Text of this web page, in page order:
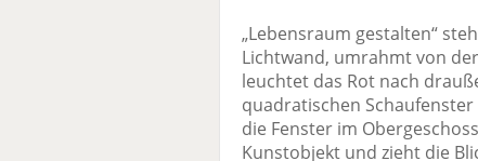
„Lebensraum gestalten“
Lichtwand, umrahmt von
leuchtet das Rot nach
quadratischen
die Fenster im
Kunstobjekt und zieht die